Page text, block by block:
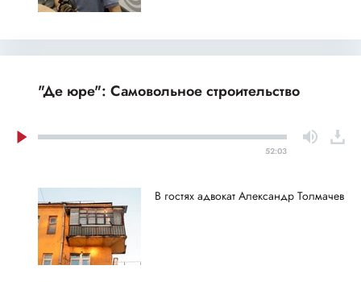
"Де юре": Самовольное строительство
52:03
В гостях адвокат Александр Толмачев